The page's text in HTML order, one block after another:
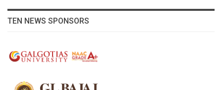
TEN NEWS SPONSORS